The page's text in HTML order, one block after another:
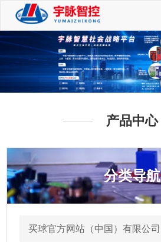
产品中心
分类导航
买球官方网站（中国）有限公司